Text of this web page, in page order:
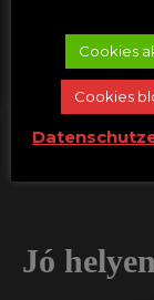
Mi az első
megalkotjuk
gondozzuk,
az új
Jó
Cookies
Cookies